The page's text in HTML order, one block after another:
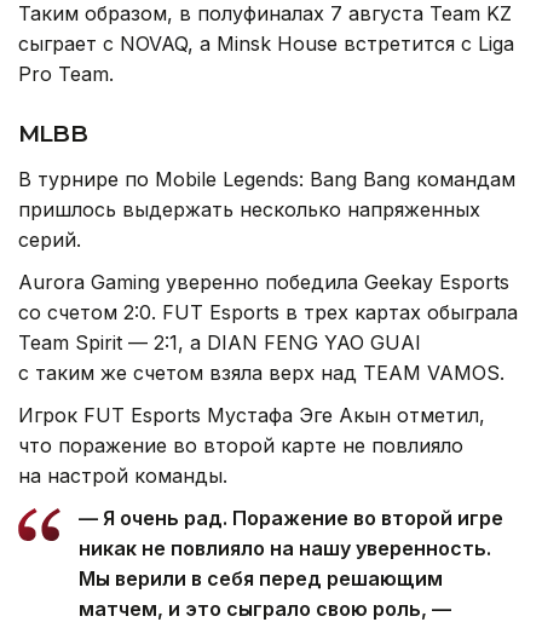
Таким образом, в полуфиналах 7 августа Team KZ
сыграет с NOVAQ, а Minsk House встретится с Liga
Pro Team.
MLBB
В турнире по Mobile Legends: Bang Bang командам
пришлось выдержать несколько напряженных
серий.
Aurora Gaming уверенно победила Geekay Esports
со счетом 2:0. FUT Esports в трех картах обыграла
Team Spirit — 2:1, а DIAN FENG YAO GUAI
с таким же счетом взяла верх над TEAM VAMOS.
Игрок FUT Esports Мустафа Эге Акын отметил,
что поражение во второй карте не повлияло
на настрой команды.
— Я очень рад. Поражение во второй игре
никак не повлияло на нашу уверенность.
Мы верили в себя перед решающим
матчем, и это сыграло свою роль, —